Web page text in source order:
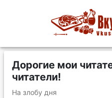
Дорогие мои
читатели!
На злобу дня